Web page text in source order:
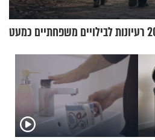
בלי להוציא מאות שקלים: 20 רעיונות לבילויים משפחתיים כמעט